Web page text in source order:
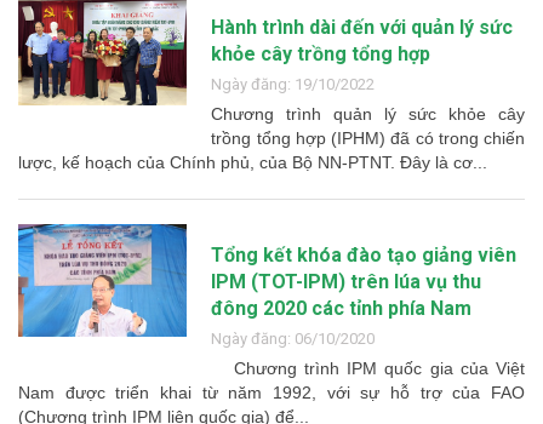
Hành trình dài đến với quản lý sức
khỏe cây trồng tổng hợp
Ngày đăng: 19/10/2022
Chương trình quản lý sức khỏe cây
trồng tổng hợp (IPHM) đã có trong chiến
lược, kế hoạch của Chính phủ, của Bộ NN-PTNT. Đây là cơ...
Tổng kết khóa đào tạo giảng viên
IPM (TOT-IPM) trên lúa vụ thu
đông 2020 các tỉnh phía Nam
Ngày đăng: 06/10/2020
Chương trình IPM quốc gia của Việt
Nam được triển khai từ năm 1992, với sự hỗ trợ của FAO
(Chương trình IPM liên quốc gia) để...